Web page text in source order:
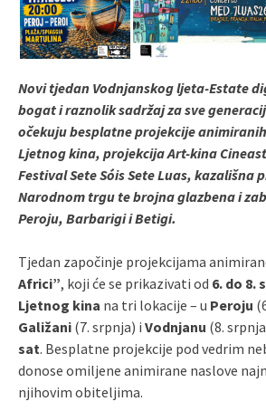
Novi tjedan Vodnjanskog ljeta-Estate
bogat i raznolik sadržaj za sve
očekuju besplatne projekcije
Ljetnog kina, projekcija Art-kina
Festival Sete Sóis Sete Luas, kazališna
Narodnom trgu te brojna glazbena i
Peroju, Barbarigi i Betigi.
Tjedan započinje projekcijama
Africi”, koji će se prikazivati od 6. do 8.
Ljetnog kina na tri lokacije – u Peroju
Galižani (7. srpnja) i Vodnjanu (8.
sat. Besplatne projekcije pod vedrim
donose omiljene animirane naslove
njihovim obiteljima.